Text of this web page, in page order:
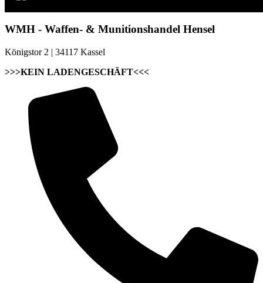
WMH - Waffen- & Munitionshandel Hensel
Königstor 2 | 34117 Kassel
>>>KEIN LADENGESCHÄFT<<<